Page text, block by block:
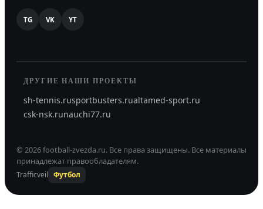
TG VK YT
ДРУГИЕ НАШИ ПРОЕКТЫ
sh-tennis.rusportbusters.rualtamed-sport.ru
csk-nsk.runauchi77.ru
© 2026football-zvezda.ru. Все права защищены. Все материалы
принадлежат правообладателям.
Trafficveil Футбол